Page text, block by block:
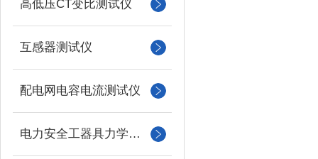
高低压CT变比测试仪
互感器测试仪
配电网电容电流测试仪
电力安全工器具力学性能试验机